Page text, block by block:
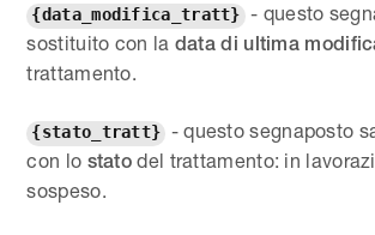
{data_modifica_tratt} - questo
sostituito con la data di ultima
trattamento.
{stato_tratt} - questo segnaposto
con lo statodel trattamento: in
sospeso.